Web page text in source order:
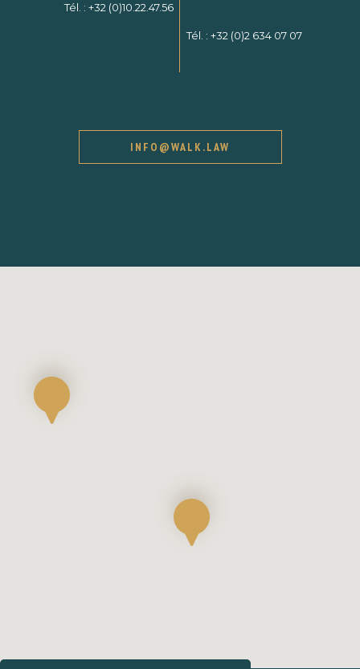
Tél. : +32 (0)10.22.47.56
Tél. : +32 (0)2 634 07 07
INFO@WALK.LAW